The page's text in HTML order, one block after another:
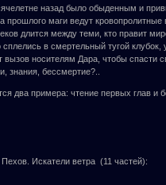
назад было обыденным и
прошлого маги ведут кровопролитные
длится между теми, кто правит
в смертельный тугой клубок,
носителям Дара, чтобы спасти
знания, бессмертие?..
два примера: чтение первых глав и
Искатели ветра (11 частей):